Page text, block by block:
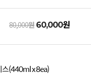
80,000원 60,000원
(440ml x 8ea)